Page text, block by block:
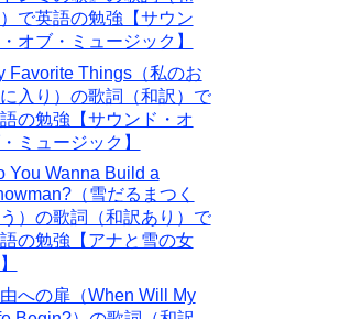
で英語の勉強【サウン
・オブ・ミュージック】
Favorite Things（私のお
入り）の歌詞（和訳）で
の勉強【サウンド・オ
ミュージック】
You Wanna Build a
（雪だるまつく
）の歌詞（和訳あり）で
の勉強【アナと雪の女
への扉（When Will My